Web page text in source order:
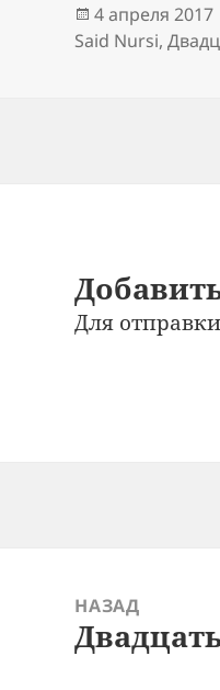
Опубликовано
4 апреля 2017
Said Nursi,
Для
записям
НАЗАД
Предыдущая